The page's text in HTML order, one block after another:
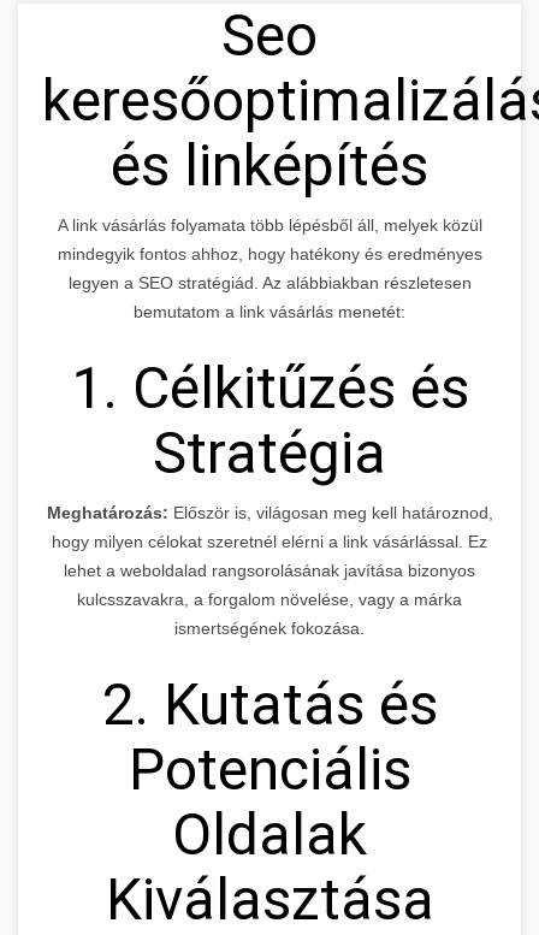
Seo
és linképítés
A link vásárlás folyamata több lépésből áll, melyek közül
mindegyik fontos ahhoz, hogy hatékony és eredményes
legyen a SEO stratégiád. Az alábbiakban részletesen
bemutatom a link vásárlás menetét:
1. Célkitűzés és
Stratégia
Meghatározás: Először is, világosan meg kell határoznod,
hogy milyen célokat szeretnél elérni a link vásárlással. Ez
lehet a weboldalad rangsorolásának javítása bizonyos
kulcsszavakra, a forgalom növelése, vagy a márka
ismertségének fokozása.
2. Kutatás és
Potenciális
Oldalak
Kiválasztása